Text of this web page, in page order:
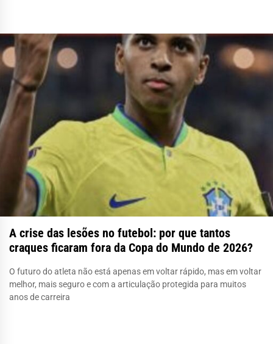
A crise das lesões no futebol: por que tantos
craques ficaram fora da Copa do Mundo de 2026?
O futuro do atleta não está apenas em voltar rápido, mas em voltar
melhor, mais seguro e com a articulação protegida para muitos
anos de carreira